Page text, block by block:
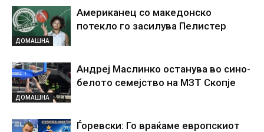
ДОМАШНА
Американец со македонско
потекло го засилува Пелистер
ДОМАШНА
Андреј Маслинко останува во сино-
белото семејство на МЗТ Скопје
Ѓоревски: Го враќаме европскиот